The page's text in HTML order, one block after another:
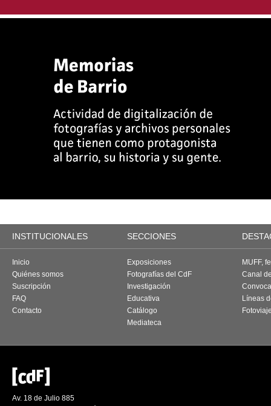
INSTITUCIONALES SECCIONES
Inicio
Quiénes somos
Suscripción
FAQ
Contacto
Exposiciones
Fotografías del CdF
Investigación
Educativa
Catálogo
Mediateca
MUFF,
Canal
Líneas
Av. 18 de Julio 885